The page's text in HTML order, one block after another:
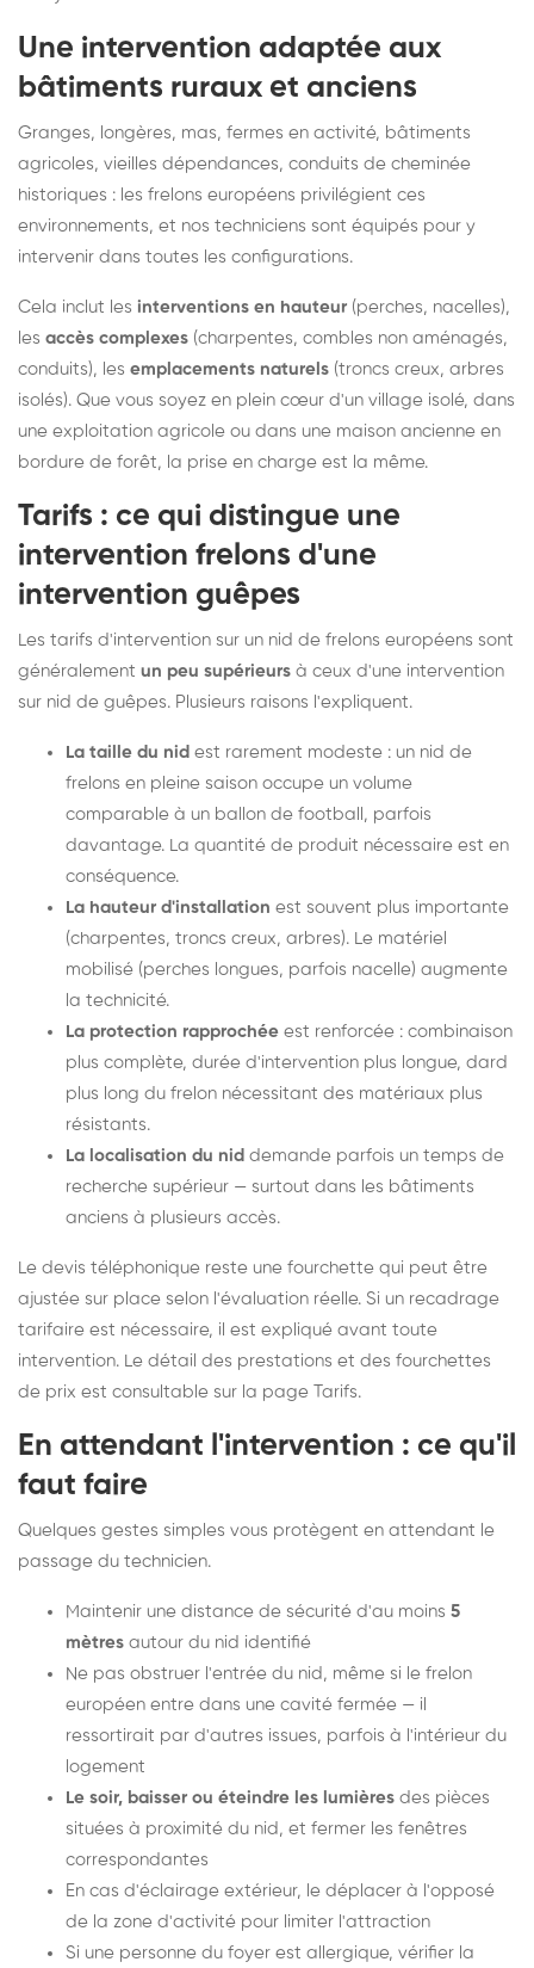
Une intervention adaptée aux
bâtiments ruraux et anciens
Granges, longères, mas, fermes en activité, bâtiments
agricoles, vieilles dépendances, conduits de cheminée
historiques : les frelons européens privilégient ces
environnements, et nos techniciens sont équipés pour y
intervenir dans toutes les configurations.
Cela inclut les interventions en hauteur (perches, nacelles),
les accès complexes (charpentes, combles non aménagés,
conduits), les emplacements naturels (troncs creux, arbres
isolés). Que vous soyez en plein cœur d'un village isolé, dans
une exploitation agricole ou dans une maison ancienne en
bordure de forêt, la prise en charge est la même.
Tarifs : ce qui distingue une
intervention frelons d'une
intervention guêpes
Les tarifs d'intervention sur un nid de frelons européens sont
généralement un peu supérieurs à ceux d'une intervention
sur nid de guêpes. Plusieurs raisons l'expliquent.
La taille du nid est rarement modeste : un nid de
frelons en pleine saison occupe un volume
comparable à un ballon de football, parfois
davantage. La quantité de produit nécessaire est en
conséquence.
La hauteur d'installation est souvent plus importante
(charpentes, troncs creux, arbres). Le matériel
mobilisé (perches longues, parfois nacelle) augmente
la technicité.
La protection rapprochée est renforcée : combinaison
plus complète, durée d'intervention plus longue, dard
plus long du frelon nécessitant des matériaux plus
résistants.
La localisation du nid demande parfois un temps de
recherche supérieur — surtout dans les bâtiments
anciens à plusieurs accès.
Le devis téléphonique reste une fourchette qui peut être
ajustée sur place selon l'évaluation réelle. Si un recadrage
tarifaire est nécessaire, il est expliqué avant toute
intervention. Le détail des prestations et des fourchettes
de prix est consultable sur la page Tarifs.
En attendant l'intervention : ce qu'il
faut faire
Quelques gestes simples vous protègent en attendant le
passage du technicien.
Maintenir une distance de sécurité d'au moins 5
mètres autour du nid identifié
Ne pas obstruer l'entrée du nid, même si le frelon
européen entre dans une cavité fermée — il
ressortirait par d'autres issues, parfois à l'intérieur du
logement
Le soir, baisser ou éteindre les lumières des pièces
situées à proximité du nid, et fermer les fenêtres
correspondantes
En cas d'éclairage extérieur, le déplacer à l'opposé
de la zone d'activité pour limiter l'attraction
Si une personne du foyer est allergique, vérifier la